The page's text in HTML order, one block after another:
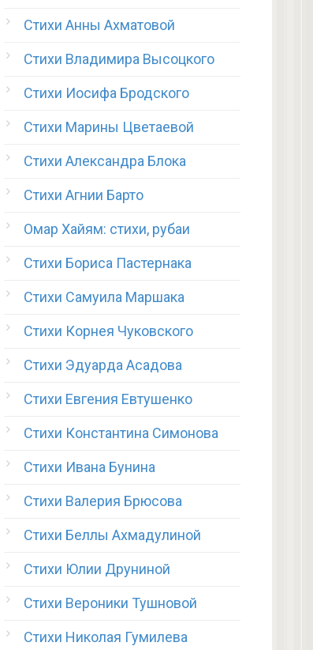
Стихи Анны Ахматовой
Стихи Владимира Высоцкого
Стихи Иосифа Бродского
Стихи Марины Цветаевой
Стихи Александра Блока
Стихи Агнии Барто
Омар Хайям: стихи, рубаи
Стихи Бориса Пастернака
Стихи Самуила Маршака
Стихи Корнея Чуковского
Стихи Эдуарда Асадова
Стихи Евгения Евтушенко
Стихи Константина Симонова
Стихи Ивана Бунина
Стихи Валерия Брюсова
Стихи Беллы Ахмадулиной
Стихи Юлии Друниной
Стихи Вероники Тушновой
Стихи Николая Гумилева